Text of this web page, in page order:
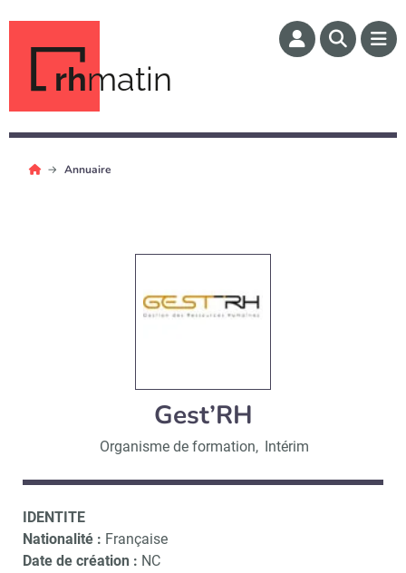
rhmatin
Annuaire
Gest’RH
Organisme de formation, Intérim
IDENTITE
Nationalité : Française
Date de création : NC